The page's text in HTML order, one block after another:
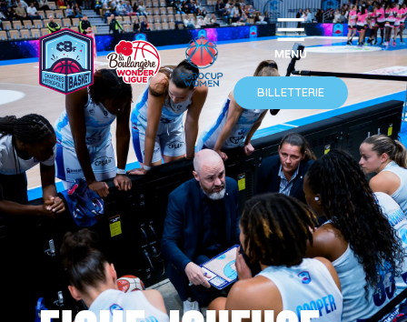
BILLETTERIE